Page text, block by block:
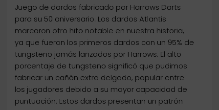
Juego de dardos fabricado por Harrows Darts
para su 50 aniversario. Los dardos Atlantis
marcaron otro hito notable en nuestra historia,
ya que fueron los primeros dardos con un 95% de
tungsteno jamás lanzados por Harrows. El alto
porcentaje de tungsteno significó que pudimos
fabricar un cañón extra delgado, popular entre
los jugadores debido a su mayor capacidad de
puntuación. Estos dardos presentan un patrón